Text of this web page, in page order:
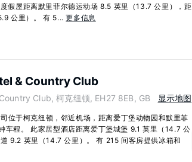
假屋距离默里菲尔德运动场 8.5 英里（13.7 公里），距
公里）。 有 5...更多信息
& Country Club
Club, 柯克纽顿, EH27 8EB, GB 显示地图
位于柯克纽顿，邻近机场，距离爱丁堡动物园和默里菲
车程。 此家居型酒店距离爱丁堡城堡 9.1 英里（14.7 公
9.2 英里（14.7 公里）。 有 215 间客房提供冰箱和